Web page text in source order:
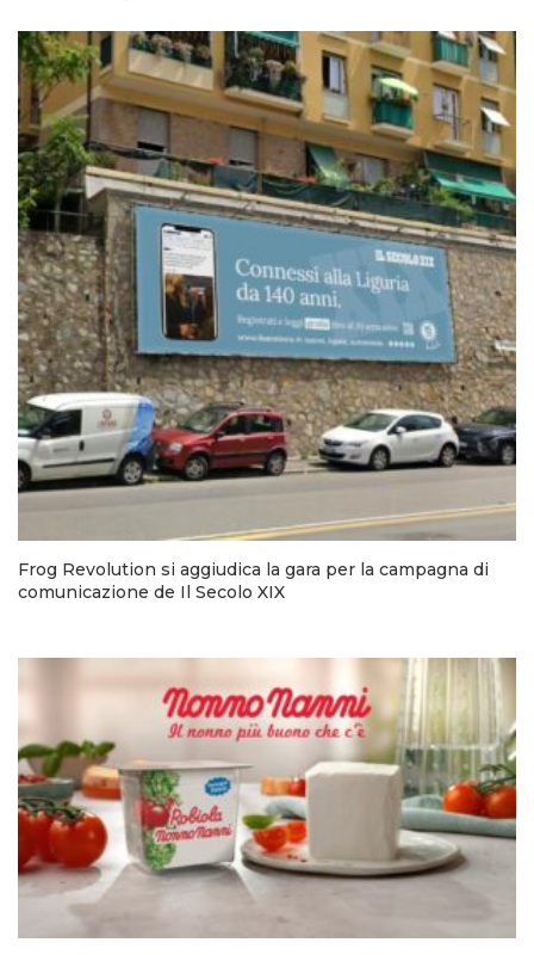
Frog Revolution si aggiudica la gara per la campagna di
comunicazione de Il Secolo XIX